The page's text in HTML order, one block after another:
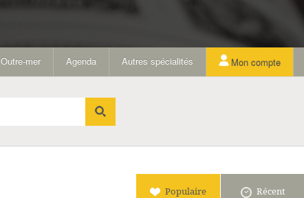
Outre-mer Agenda Autres spécialités Mon compte
Populaire Récent